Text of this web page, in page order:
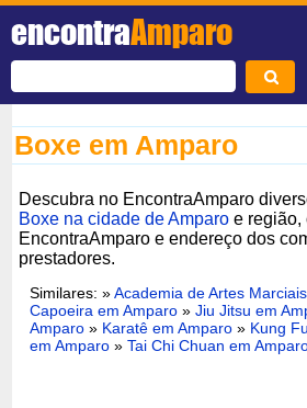
encontraAmparo
Boxe em Amparo
Descubra no EncontraAmparo
Boxe na cidade de Amparo e região,
EncontraAmparo e endereço dos
prestadores.
Similares: »Academia de Artes
Capoeira em Amparo »Jiu Jitsu em
Amparo » Karatê em Amparo » Kung
em Amparo »Tai Chi Chuan em